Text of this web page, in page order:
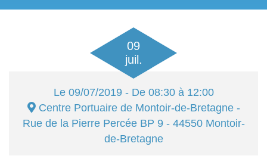
09
juil.
Le 09/07/2019- De 08:30 à 12:00
Centre Portuaire de Montoir-de-Bretagne -
Rue de la Pierre Percée BP 9 - 44550 Montoir-
de-Bretagne